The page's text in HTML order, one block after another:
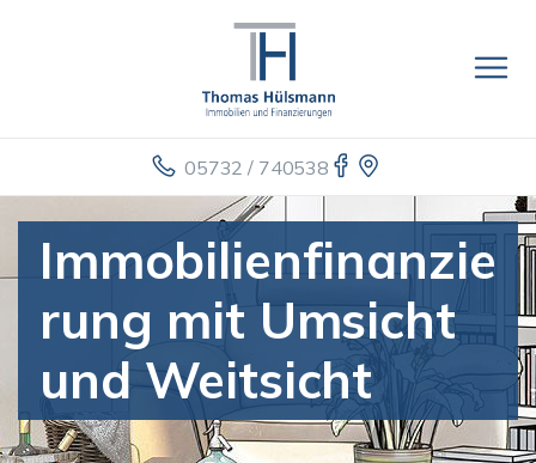
05732 / 740538
Immobilienfinanzie
rung mit Umsicht
und Weitsicht